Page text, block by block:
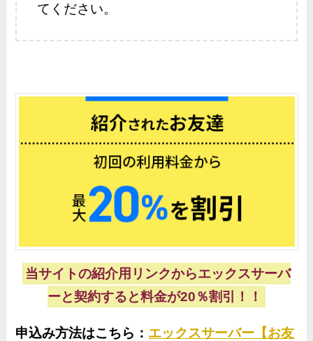
てください。
当サイトの紹介用リンクからエックスサーバ
ーと契約すると料金が20％割引！！
申込み方法はこちら： エックスサーバー【お友